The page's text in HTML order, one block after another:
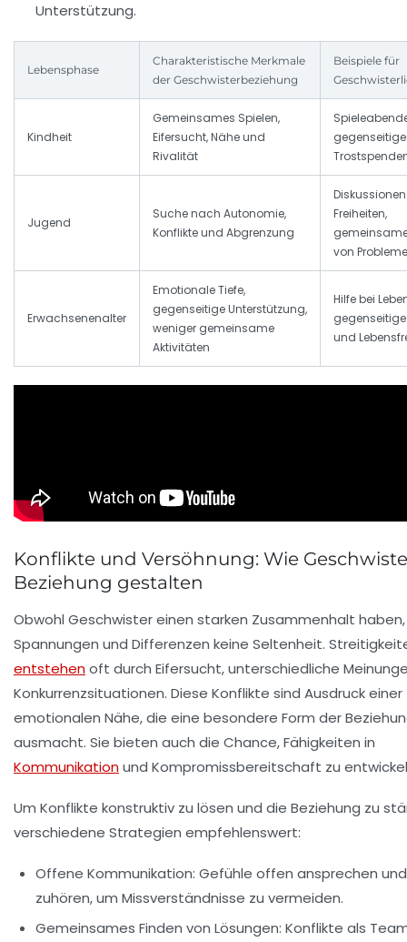
Unterstützung.
Lebensphase
Charakteristische Merkmale
der Geschwisterbeziehung
Beispiele für
Kindheit
Gemeinsames Spielen,
Eifersucht, Nähe und
Rivalität
Jugend
Suche nach Autonomie,
Konflikte und Abgrenzung
Freiheiten,
von
Erwachsenenalter
Emotionale Tiefe,
gegenseitige Unterstützung,
weniger gemeinsame
Aktivitäten
Hilfe bei
und
Konflikte und Versöhnung: Wie
Beziehung gestalten
Obwohl Geschwister einen starken Zusammenhalt
Spannungen und Differenzen keine Seltenheit.
entstehenoft durch Eifersucht, unterschiedliche
Konkurrenzsituationen. Diese Konflikte sind Ausdruck einer
emotionalen Nähe, die eine besondere Form der
ausmacht. Sie bieten auch die Chance, Fähigkeiten in
Kommunikationund Kompromissbereitschaft zu
Um Konflikte konstruktiv zu lösen und die Beziehung zu
verschiedene Strategien empfehlenswert:
Offene Kommunikation: Gefühle offen ansprechen
zuhören, um Missverständnisse zu vermeiden.
Gemeinsames Finden von Lösungen: Konflikte als